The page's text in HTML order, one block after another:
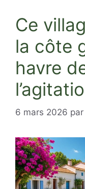
Ce
la côte
havre
6 mars 2026 par